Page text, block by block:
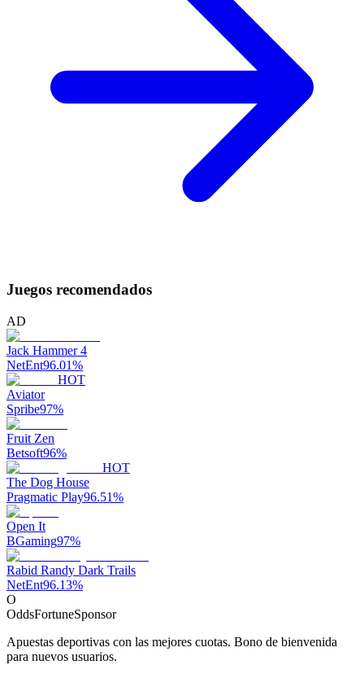
Juegos recomendados
AD
Jack Hammer 4
NetEnt96.01%
HOT
Aviator
Spribe97%
Fruit Zen
Betsoft96%
HOT
The Dog House
Pragmatic Play96.51%
Open It
BGaming97%
Rabid Randy Dark Trails
NetEnt96.13%
O
OddsFortuneSponsor
Apuestas deportivas con las mejores cuotas. Bono de bienvenida
para nuevos usuarios.